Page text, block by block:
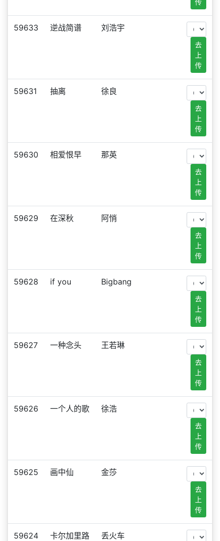
传
59633 逆战简谱 刘浩宇
去
上
传
59631 抽离 徐良
去
上
传
59630 相爱恨早 那英
去
上
传
59629 在深秋 阿悄
去
上
传
59628 if you Bigbang
去
上
传
59627 一种念头 王若琳
去
上
传
59626 一个人的歌 徐浩
去
上
传
59625 画中仙 金莎
去
上
传
59624 卡尔加里路 丢火车